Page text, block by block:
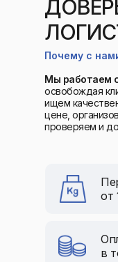
Мы работаем
освобождая
ищем
цене,
проверяем и
Почему с
от
в